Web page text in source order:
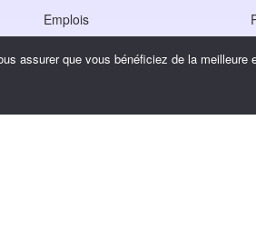
Emplois
Conditions d'utilisation
assurer que vous bénéficiez de la